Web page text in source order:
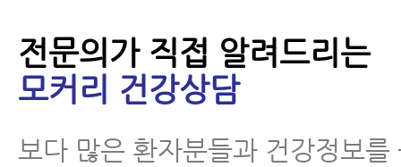
전문의가 직접 알려드리는
모커리 건강상담
보다 많은 환자분들과 건강정보를